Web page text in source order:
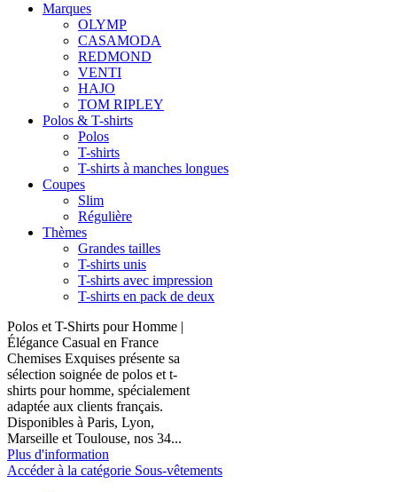
Marques
OLYMP
CASAMODA
REDMOND
VENTI
HAJO
TOM RIPLEY
Polos & T-shirts
Polos
T-shirts
T-shirts à manches longues
Coupes
Slim
Régulière
Thèmes
Grandes tailles
T-shirts unis
T-shirts avec impression
T-shirts en pack de deux
Polos et T-Shirts pour Homme |
Élégance Casual en France
Chemises Exquises présente sa
sélection soignée de polos et t-
shirts pour homme, spécialement
adaptée aux clients français.
Disponibles à Paris, Lyon,
Marseille et Toulouse, nos 34...
Plus d'information
Accéder à la catégorie Sous-vêtements